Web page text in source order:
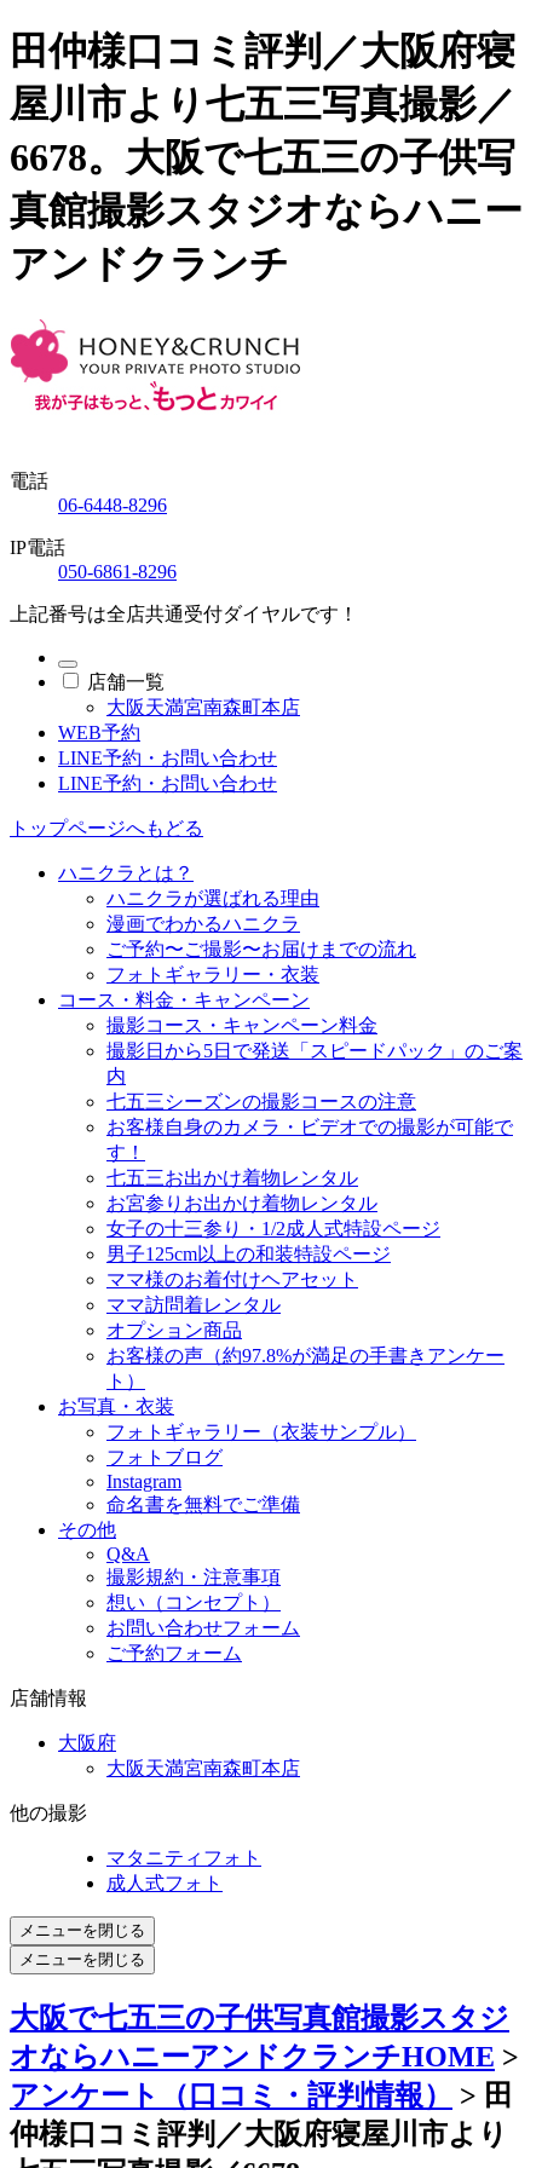
田仲様口コミ評判／大阪府寝
屋川市より七五三写真撮影／
6678。大阪で七五三の子供写
真館撮影スタジオならハニー
アンドクランチ
電話
06-6448-8296
IP電話
050-6861-8296
上記番号は全店共通受付ダイヤルです！
店舗一覧
大阪天満宮南森町本店
WEB予約
LINE予約・お問い合わせ
LINE予約・お問い合わせ
トップページへもどる
ハニクラとは？
ハニクラが選ばれる理由
漫画でわかるハニクラ
ご予約〜ご撮影〜お届けまでの流れ
フォトギャラリー・衣装
コース・料金・キャンペーン
撮影コース・キャンペーン料金
撮影日から5日で発送「スピードパック」のご案
内
七五三シーズンの撮影コースの注意
お客様自身のカメラ・ビデオでの撮影が可能で
す！
七五三お出かけ着物レンタル
お宮参りお出かけ着物レンタル
女子の十三参り・1/2成人式特設ページ
男子125cm以上の和装特設ページ
ママ様のお着付けヘアセット
ママ訪問着レンタル
オプション商品
お客様の声（約97.8%が満足の手書きアンケー
ト）
お写真・衣装
フォトギャラリー（衣装サンプル）
フォトブログ
Instagram
命名書を無料でご準備
その他
Q&A
撮影規約・注意事項
想い（コンセプト）
お問い合わせフォーム
ご予約フォーム
店舗情報
大阪府
大阪天満宮南森町本店
他の撮影
マタニティフォト
成人式フォト
メニューを閉じる
メニューを閉じる
大阪で七五三の子供写真館撮影スタジ
オならハニーアンドクランチHOME >
アンケート（口コミ・評判情報）
> 田
仲様口コミ評判／大阪府寝屋川市より